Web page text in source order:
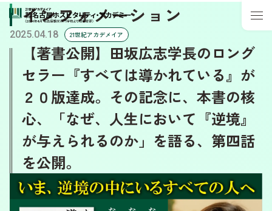
インフォメーション
2025.04.18 21世紀アカデメイア
【著書公開】田坂広志学長のロング
セラー『すべては導かれている』が
２０版達成。その記念に、本書の核
心、「なぜ、人生において『逆境』
が与えられるのか」を語る、第四話
を公開。